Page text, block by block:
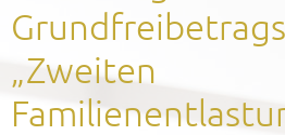
„Zweiten